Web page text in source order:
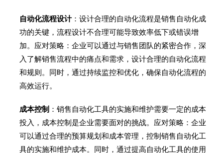
自动化流程设计：设计合理的自动化流程是销售自动化成
功的关键，流程设计不合理可能导致效率低下或错误增
加。应对策略：企业可以通过与销售团队的紧密合作，深
入了解销售流程中的痛点和需求，设计合理的自动化流程
和规则。同时，通过持续监控和优化，确保自动化流程的
高效运行。
成本控制 ：销售自动化工具的实施和维护需要一定的成本
投入，成本控制是企业需要面对的挑战。应对策略：企业
可以通过合理的预算规划和成本管理，控制销售自动化工
具的实施和维护成本。同时，通过提高自动化工具的使用